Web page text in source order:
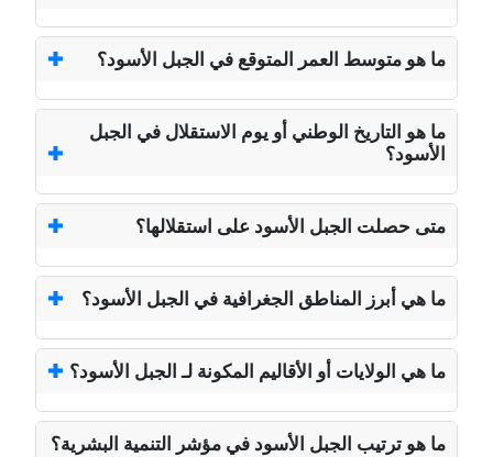
ما هو متوسط العمر المتوقع في الجبل الأسود؟
ما هو التاريخ الوطني أو يوم الاستقلال في الجبل
الأسود؟
متى حصلت الجبل الأسود على استقلالها؟
ما هي أبرز المناطق الجغرافية في الجبل الأسود؟
ما هي الولايات أو الأقاليم المكونة لـ الجبل الأسود؟
ما هو ترتيب الجبل الأسود في مؤشر التنمية البشرية؟